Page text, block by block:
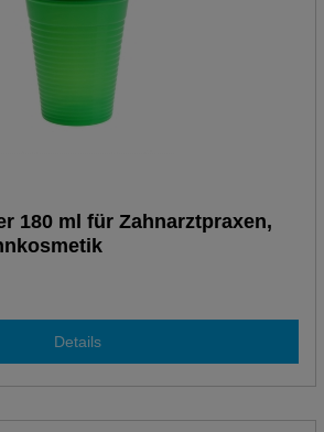
180 ml für Zahnarztpraxen,
Details